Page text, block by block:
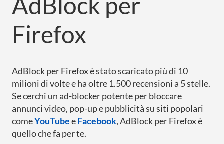
Firefox
AdBlock per Firefox è stato scaricato più di 10
milioni di volte e ha oltre 1.500 recensioni a 5 stelle.
Se cerchi un ad-blocker potente per bloccare
annunci video, pop-up e pubblicità su siti popolari
comeYouTubeeFacebook, AdBlock per Firefox è
quello che fa per te.